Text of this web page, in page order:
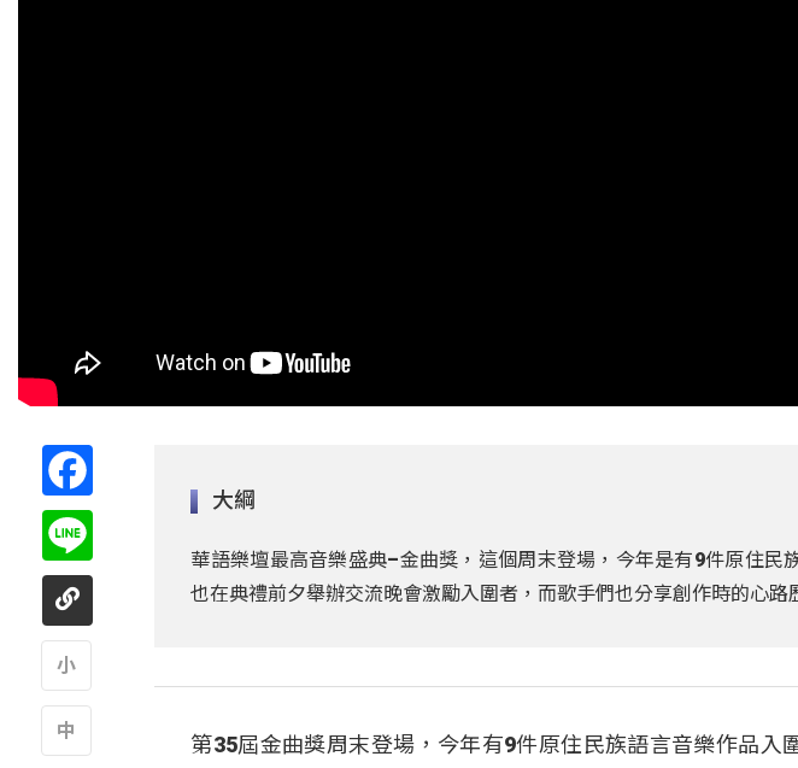
大綱
華語樂壇最高音樂盛典–金曲獎，這個周末登場，今年是有9件原住民
也在典禮前夕舉辦交流晚會激勵入圍者，而歌手們也分享創作時的心路
第35屆金曲獎周末登場，今年有9件原住民族語言音樂作品入